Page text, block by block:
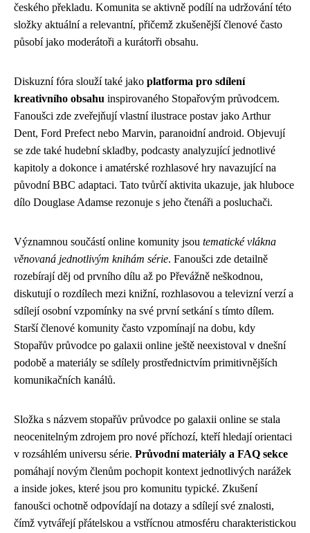
českého překladu. Komunita se aktivně podílí na udržování této
složky aktuální a relevantní, přičemž zkušenější členové často
působí jako moderátoři a kurátorři obsahu.
Diskuzní fóra slouží také jako platforma pro sdílení
kreativního obsahu inspirovaného Stopařovým průvodcem.
Fanoušci zde zveřejňují vlastní ilustrace postav jako Arthur
Dent, Ford Prefect nebo Marvin, paranoidní android. Objevují
se zde také hudební skladby, podcasty analyzující jednotlivé
kapitoly a dokonce i amatérské rozhlasové hry navazující na
původní BBC adaptaci. Tato tvůrčí aktivita ukazuje, jak hluboce
dílo Douglase Adamse rezonuje s jeho čtenáři a posluchači.
Významnou součástí online komunity jsou tematické vlákna
věnovaná jednotlivým knihám série. Fanoušci zde detailně
rozebírají děj od prvního dílu až po Převážně neškodnou,
diskutují o rozdílech mezi knižní, rozhlasovou a televizní verzí a
sdílejí osobní vzpomínky na své první setkání s tímto dílem.
Starší členové komunity často vzpomínají na dobu, kdy
Stopařův průvodce po galaxii online ještě neexistoval v dnešní
podobě a materiály se sdílely prostřednictvím primitivnějších
komunikačních kanálů.
Složka s názvem stopařův průvodce po galaxii online se stala
neocenitelným zdrojem pro nové příchozí, kteří hledají orientaci
v rozsáhlém universu série. Průvodní materiály a FAQ sekce
pomáhají novým členům pochopit kontext jednotlivých narážek
a inside jokes, které jsou pro komunitu typické. Zkušení
fanoušci ochotně odpovídají na dotazy a sdílejí své znalosti,
čímž vytvářejí přátelskou a vstřícnou atmosféru charakteristickou